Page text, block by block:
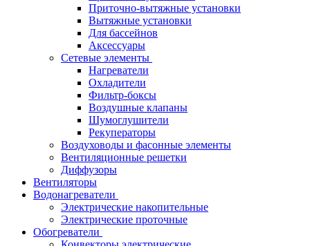
Приточно-вытяжные установки
Вытяжные установки
Для бассейнов
Аксессуары
Сетевые элементы
Нагреватели
Охладители
Фильтр-боксы
Воздушные клапаны
Шумоглушители
Рекуператоры
Воздуховоды и фасонные элементы
Вентиляционные решетки
Диффузоры
Вентиляторы
Водонагреватели
Электрические накопительные
Электрические проточные
Обогреватели